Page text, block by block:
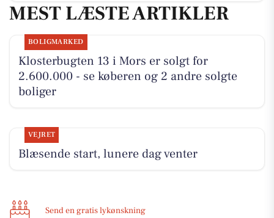
MEST LÆSTE ARTIKLER
BOLIGMARKED
Klosterbugten 13 i Mors er solgt for
2.600.000 - se køberen og 2 andre solgte
boliger
VEJRET
Blæsende start, lunere dag venter
Send en gratis lykønskning